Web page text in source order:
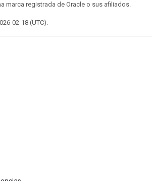
marca registrada de Oracle o sus afiliados.
02-18 (UTC).